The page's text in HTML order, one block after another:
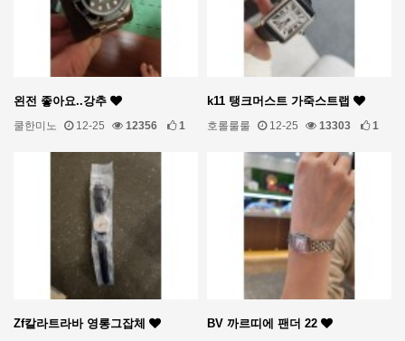
왼전 좋아요..강추
쿨한미노 12-25 12356 1
k11 탱크머스트 가죽스트랩
호롤룰룰 12-25 13303 1
Zf칼라트라바 영롱그잡체 BV 까르띠에 팬더 22